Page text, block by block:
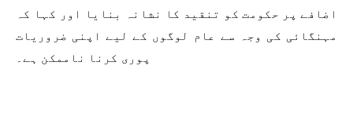
اضافے پر حکومت کو تنقید کا نشانہ بنایا اور کہا کہ
مہنگائی کی وجہ سے عام لوگوں کے لیے اپنی ضروریات
پوری کرنا ناممکن ہے۔